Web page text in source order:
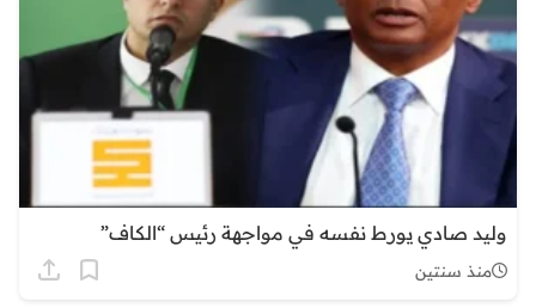
وليد صادي يورط نفسه في مواجهة رئيس “الكاف”
منذ سنتين